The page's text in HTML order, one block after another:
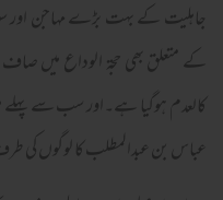
جاہلیت کے بہت بڑے مہاجن اور
کے متعلق بھی حجۃ الوداع میں
کالعدم ہوگیا ہے۔اور سب سے پہلے
عباس بن عبدالمطلب کا لوگوں کی طرف